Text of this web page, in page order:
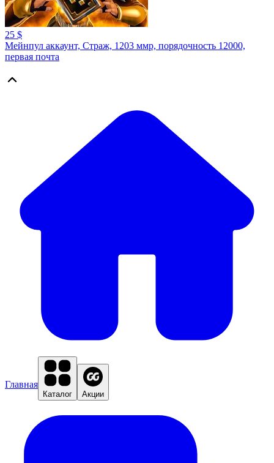
25 $
Мейнпул аккаунт, Страж, 1203 ммр, порядочность 12000,
первая почта
Главная
Каталог Акции